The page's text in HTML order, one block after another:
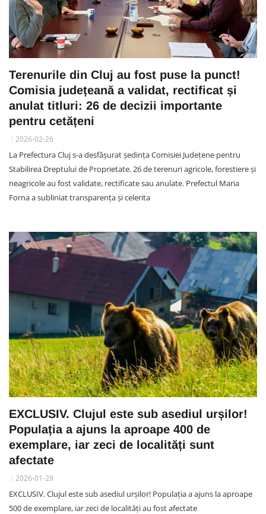
Terenurile din Cluj au fost puse la punct!
Comisia județeană a validat, rectificat și
anulat titluri: 26 de decizii importante
pentru cetățeni
2026-02-26
La Prefectura Cluj s-a desfășurat ședința Comisiei Județene pentru
Stabilirea Dreptului de Proprietate. 26 de terenuri agricole, forestiere și
neagricole au fost validate, rectificate sau anulate. Prefectul Maria
Forna a subliniat transparența și celerita
EXCLUSIV. Clujul este sub asediul urșilor!
Populația a ajuns la aproape 400 de
exemplare, iar zeci de localități sunt
afectate
2026-01-29
EXCLUSIV. Clujul este sub asediul urșilor! Populația a ajuns la aproape
500 de exemplare, iar zeci de localități au fost afectate